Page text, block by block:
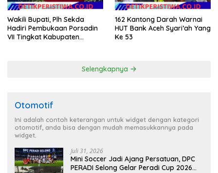
Wakili Bupati, Plh Sekda
Hadiri Pembukaan Porsadin
VII Tingkat Kabupaten
162 Kantong Darah Warnai
HUT Bank Aceh Syari’ah Yang
Ke 53
Selengkapnya
Otomotif
Ini adalah contoh keterangan untuk widget dengan kategori
otomotif, anda bisa dengan mudah memasukkannya pada
widget.
Juli 31, 2026
Mini Soccer Jadi Ajang Persatuan, DPC
PERADI Selong Gelar Peradi Cup 2026